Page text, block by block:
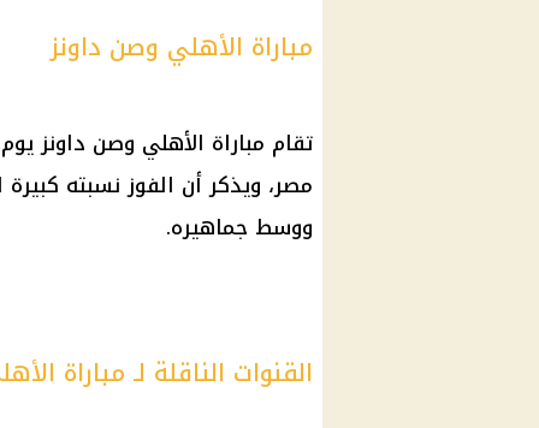
مباراة الأهلي وصن داونز
تقام مباراة الأهلي وصن داونز
مصر، ويذكر أن الفوز نسبته
ووسط جماهيره.
القنوات الناقلة لـ مباراة